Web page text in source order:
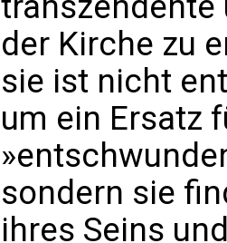
der Kirche zu
sie ist nicht
um ein Ersatz
sondern sie
ihres Seins